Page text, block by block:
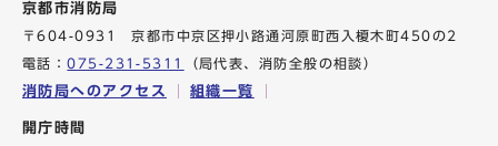
京都市消防局
〒604-0931 京都市中京区押小路通河原町西入榎木町450の2
電話：075-231-5311 （局代表、消防全般の相談）
消防局へのアクセス 組織一覧
開庁時間